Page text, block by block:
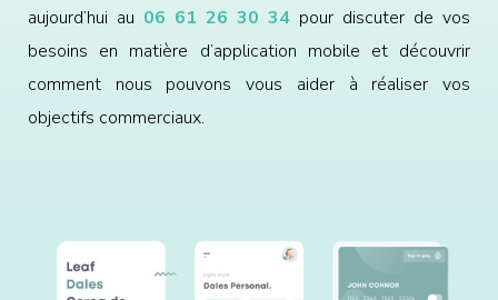
aujourd’hui au 06 61 26 30 34 pour discuter de vos
besoins en matière d’application mobile et découvrir
comment nous pouvons vous aider à réaliser vos
objectifs commerciaux.